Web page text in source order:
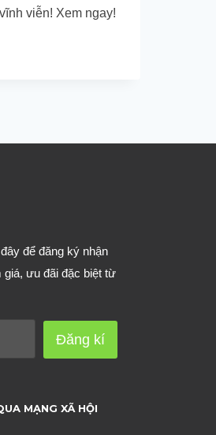
viễn! Xem ngay!
để đăng ký nhận
ưu đãi đặc biệt từ
Đăng kí
MẠNG XÃ HỘI